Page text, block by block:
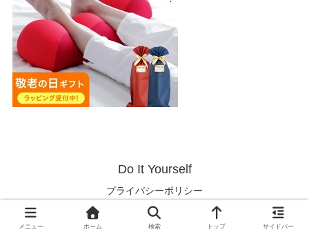
Do It Yourself
プライバシーポリシー
© 2021-2026 Do It Yourself.
メニュー ホーム 検索 トップ サイドバー